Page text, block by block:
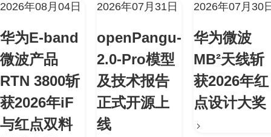
2026年08月04日
华为E-band
微波产品
RTN 3800斩
获2026年iF
与红点双料
2026年07月31日
openPangu-
2.0-Pro模型
及技术报告
正式开源上
线
2026年07月30
华为微波
MB²天线斩
获2026年红
点设计大奖